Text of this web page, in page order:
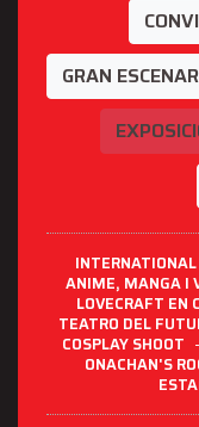
GRAN
ANIME, MANGA I
LOVECRAFT EN
TEATRO DEL
COSPLAY SHOOT -
ONACHAN'S